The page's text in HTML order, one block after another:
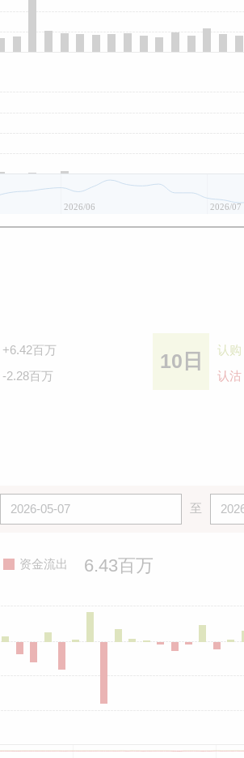
2026/06 2026/07
+6.42百万
-2.28百万
10日 认购
认沽
至
资金流出 6.43百万